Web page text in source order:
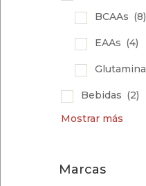
BCAAs (8)
EAAs (4)
Glutamina
Bebidas (2)
Mostrar más
Marcas